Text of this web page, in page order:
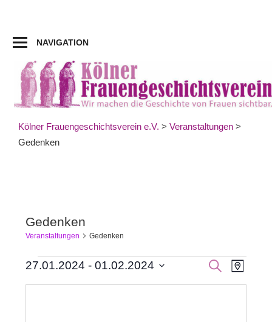
springen
NAVIGATION
Kölner Frauengeschichtsverein e.V. > Veranstaltungen >
Gedenken
Gedenken
Veranstaltungen Gedenken
Veranstaltungen SUCHE
KARTE
27.01.2024 - 01.02.2024